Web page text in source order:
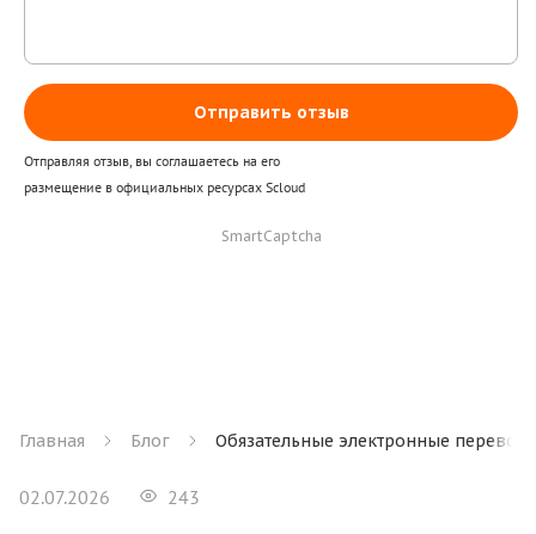
Отправить отзыв
Отправляя отзыв, вы соглашаетесь на его
размещение в официальных ресурсах Scloud
SmartCaptcha
Главная Блог Обязательные электронные
02.07.2026 243